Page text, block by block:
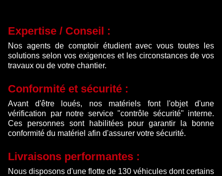
Expertise / Conseil :
Nos agents de comptoir étudient avec vous toutes les
solutions selon vos exigences et les circonstances de vos
travaux ou de votre chantier.
Conformité et sécurité :
Avant d'être loués, nos matériels font l'objet d'une
vérification par notre service "contrôle sécurité" interne.
Ces personnes sont habilitées pour garantir la bonne
conformité du matériel afin d'assurer votre sécurité.
Livraisons performantes :
Nous disposons d'une flotte de 130 véhicules dont certains